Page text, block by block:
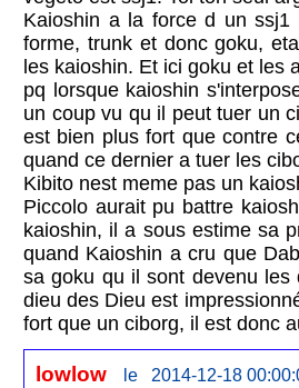
Kaioshin a la force d un
forme, trunk et donc goku,
les kaioshin. Et ici goku et les
pq lorsque kaioshin
un coup vu qu il peut tuer un
est bien plus fort que contre
quand ce dernier a tuer les
Kibito nest meme pas un
Piccolo aurait pu battre
kaioshin, il a sous estime sa
quand Kaioshin a cru que
sa goku qu il sont devenu
dieu des Dieu est
fort que un ciborg, il est donc
lowlow le 2014-12-18